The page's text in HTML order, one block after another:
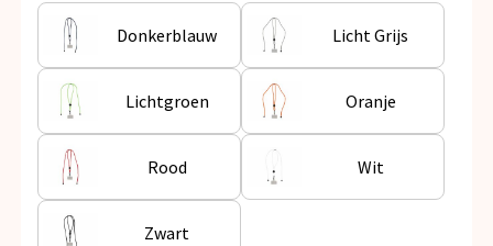
Snoepgoed
Spellen voor binnen en buiten
Veiligheid, Auto en Fiets
Vrije tijd en Strand
Anti-stress
Donkerblauw Licht Grijs
Lichtgroen Oranje
Rood Wit
Zwart